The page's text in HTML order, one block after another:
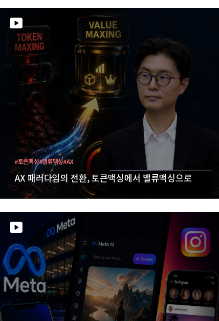
AX 패러다임의 전환, 토큰맥싱에서 밸류맥싱으로
#토큰맥싱#밸류맥싱#AX